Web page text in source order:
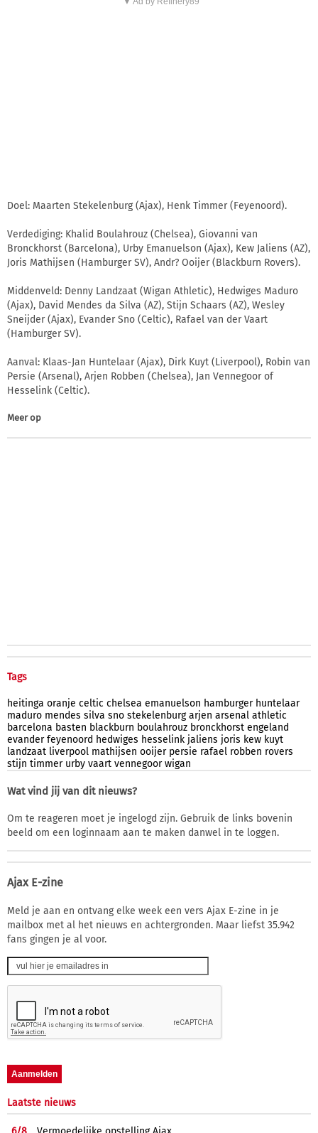
Doel: Maarten Stekelenburg (Ajax), Henk Timmer (Feyenoord).
Verdediging: Khalid Boulahrouz (Chelsea), Giovanni van
Bronckhorst (Barcelona), Urby Emanuelson (Ajax), Kew Jaliens (AZ),
Joris Mathijsen (Hamburger SV), Andr? Ooijer (Blackburn Rovers).
Middenveld: Denny Landzaat (Wigan Athletic), Hedwiges Maduro
(Ajax), David Mendes da Silva (AZ), Stijn Schaars (AZ), Wesley
Sneijder (Ajax), Evander Sno (Celtic), Rafael van der Vaart
(Hamburger SV).
Aanval: Klaas-Jan Huntelaar (Ajax), Dirk Kuyt (Liverpool), Robin van
Persie (Arsenal), Arjen Robben (Chelsea), Jan Vennegoor of
Hesselink (Celtic).
Meer op
Tags
heitinga oranje celtic chelsea emanuelson hamburger huntelaar
maduro mendes silva sno stekelenburg arjen arsenal athletic
barcelona basten blackburn boulahrouz bronckhorst engeland
evander feyenoord hedwiges hesselink jaliens joris kew kuyt
landzaat liverpool mathijsen ooijer persie rafael robben rovers
stijn timmer urby vaart vennegoor wigan
Wat vind jij van dit nieuws?
Om te reageren moet je ingelogd zijn. Gebruik de links bovenin
beeld om een loginnaam aan te maken danwel in te loggen.
Ajax E-zine
Meld je aan en ontvang elke week een vers Ajax E-zine in je
mailbox met al het nieuws en achtergronden. Maar liefst 35.942
fans gingen je al voor.
Laatste nieuws